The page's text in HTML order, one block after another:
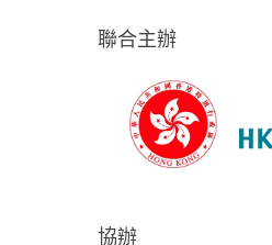
聯合主辦
協辦